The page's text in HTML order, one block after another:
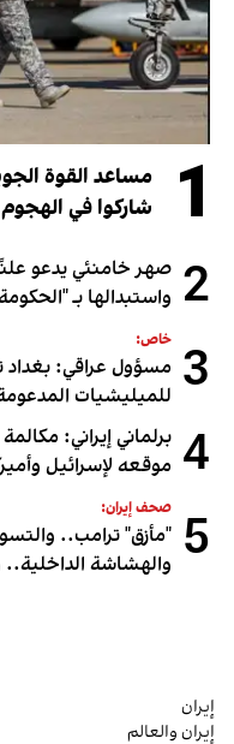
1
شاركوا في
2 صهر خامنئي يدعو
واستبدالها بـ
3 خاص:
مسؤول عراقي: بغداد
للميليشيات
4 برلماني إيراني:
موقعه لإسرائيل
5 صحف إيران:
"مأزق" ترامب..
والهشاشة الداخلية..
إيران
إيران والعالم